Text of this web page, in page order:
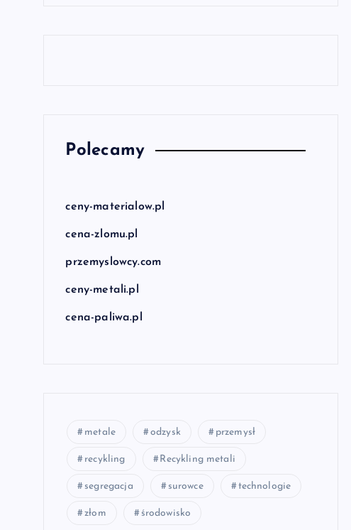
Polecamy
ceny-materialow.pl
cena-zlomu.pl
przemyslowcy.com
ceny-metali.pl
cena-paliwa.pl
metale odzysk przemysł
recykling Recykling metali
segregacja surowce technologie
złom środowisko